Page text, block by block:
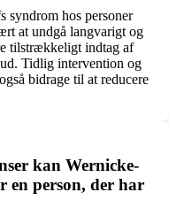
syndrom hos personer
at undgå langvarigt og
tilstrækkeligt indtag af
Tidlig intervention og
bidrage til at reducere
kan Wernicke-
en person, der har